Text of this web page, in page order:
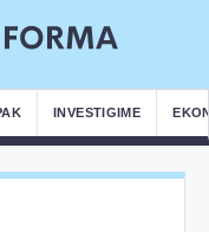
INVESTIGIME